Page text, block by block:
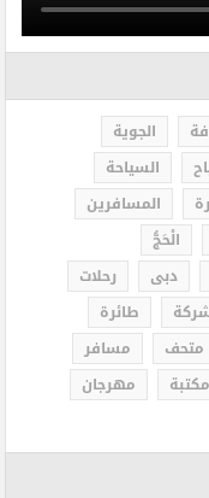
الجوية
السياحة
المسافرين
الْحَجُّ
دبى
رحلات
طائرة
متحف
مسافر
مكتبة
مهرجان